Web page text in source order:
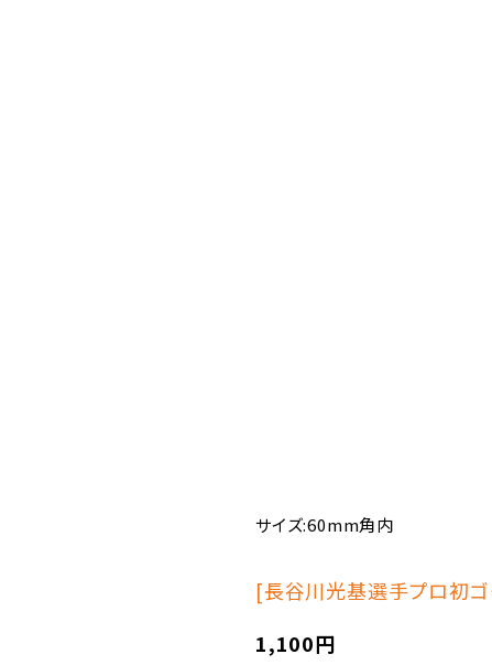
サイズ:60mm角内
[長谷川光基選手プロ初
1,100円